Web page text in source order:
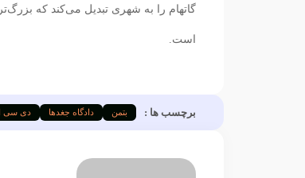
گاتهام را به شهری تبدیل می‌کند که
است.
برچسب ها : بتمن دادگاه جغدها دی سی